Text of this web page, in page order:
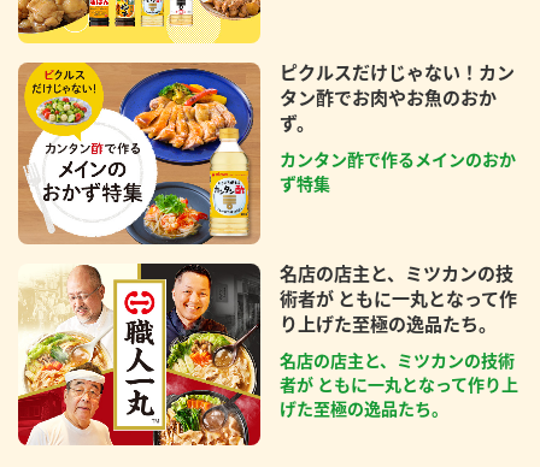
ピクルスだけじゃない！カン
タン酢でお肉やお魚のおか
ず。
カンタン酢で作るメインのおか
ず特集
名店の店主と、ミツカンの技
術者が ともに一丸となって作
り上げた至極の逸品たち。
名店の店主と、ミツカンの技術
者が ともに一丸となって作り上
げた至極の逸品たち。